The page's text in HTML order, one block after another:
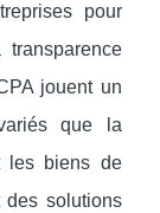
pour
jouent un
que la
les biens de
des solutions